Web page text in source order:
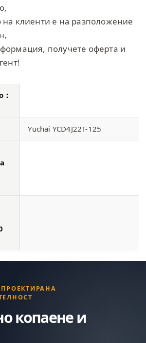
клиенти е на разположение
получете оферта и
Yuchai YCD4J22T-125
копаене и